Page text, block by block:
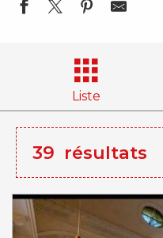
Liste
39 résultats